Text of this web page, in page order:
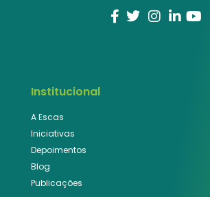
Institucional
A Escas
Iniciativas
Depoimentos
Blog
Publicações